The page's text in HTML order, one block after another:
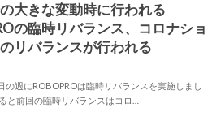
大きな変動時に行われる
の臨時リバランス、コロナショ
リバランスが行われる
の週にROBOPROは臨時リバランスを実施しまし
と前回の臨時リバランスはコロ…